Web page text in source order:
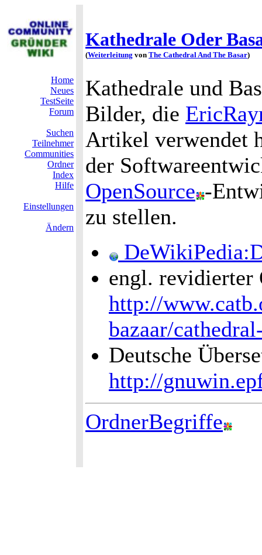
Kathedrale Oder
(Weiterleitung von The Cathedral And The Basar)
Home
Neues
TestSeite
Forum
Suchen
Teilnehmer
Communities
Ordner
Index
Hilfe
Einstellungen
Ändern
Kathedrale und
Bilder, die
Artikel verwendet
der
OpenSource -
zu stellen.
engl.
http://
bazaar/
Deutsche
http://
OrdnerBegriffe